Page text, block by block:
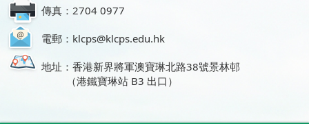
傳真：2704 0977
電郵：klcps@klcps.edu.hk
地址：香港新界將軍澳寶琳北路38號景林邨
（港鐵寶琳站 B3 出口）